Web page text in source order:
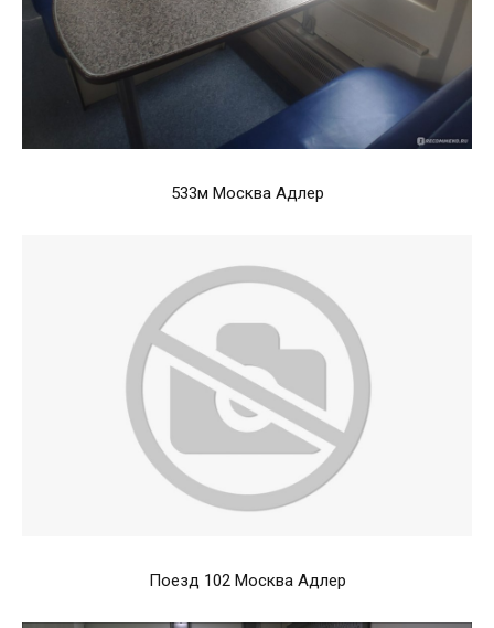
533м Москва Адлер
Поезд 102 Москва Адлер